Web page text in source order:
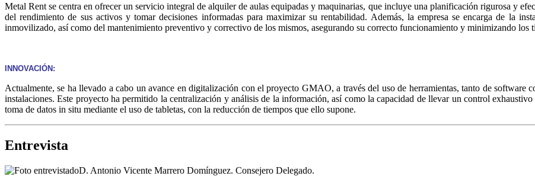
Metal Rent se centra en ofrecer un servicio integral de alquiler de aulas equipadas y maquinarias, que incluye una planificación rigurosa y
del rendimiento de sus activos y tomar decisiones informadas para maximizar su rentabilidad. Además, la empresa se encarga de la
inmovilizado, así como del mantenimiento preventivo y correctivo de los mismos, asegurando su correcto funcionamiento y minimizando los
INNOVACIÓN:
Actualmente, se ha llevado a cabo un avance en digitalización con el proyecto GMAO, a través del uso de herramientas, tanto de software
instalaciones. Este proyecto ha permitido la centralización y análisis de la información, así como la capacidad de llevar un control
toma de datos in situ mediante el uso de tabletas, con la reducción de tiempos que ello supone.
Entrevista
D. Antonio Vicente Marrero Domínguez. Consejero Delegado.